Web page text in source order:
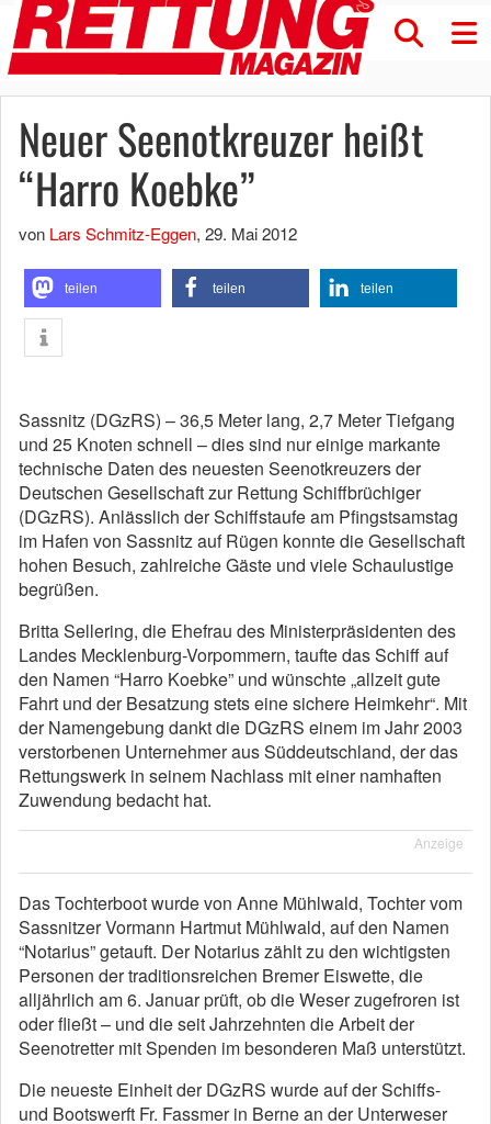
Neuer Seenotkreuzer heißt
“Harro Koebke”
von Lars Schmitz-Eggen, 29. Mai 2012
teilen teilen teilen
Sassnitz (DGzRS) – 36,5 Meter lang, 2,7 Meter Tiefgang
und 25 Knoten schnell – dies sind nur einige markante
technische Daten des neuesten Seenotkreuzers der
Deutschen Gesellschaft zur Rettung Schiffbrüchiger
(DGzRS). Anlässlich der Schiffstaufe am Pfingstsamstag
im Hafen von Sassnitz auf Rügen konnte die Gesellschaft
hohen Besuch, zahlreiche Gäste und viele Schaulustige
begrüßen.
Britta Sellering, die Ehefrau des Ministerpräsidenten des
Landes Mecklenburg-Vorpommern, taufte das Schiff auf
den Namen “Harro Koebke” und wünschte „allzeit gute
Fahrt und der Besatzung stets eine sichere Heimkehr“. Mit
der Namengebung dankt die DGzRS einem im Jahr 2003
verstorbenen Unternehmer aus Süddeutschland, der das
Rettungswerk in seinem Nachlass mit einer namhaften
Zuwendung bedacht hat.
Anzeige
Das Tochterboot wurde von Anne Mühlwald, Tochter vom
Sassnitzer Vormann Hartmut Mühlwald, auf den Namen
“Notarius” getauft. Der Notarius zählt zu den wichtigsten
Personen der traditionsreichen Bremer Eiswette, die
alljährlich am 6. Januar prüft, ob die Weser zugefroren ist
oder fließt – und die seit Jahrzehnten die Arbeit der
Seenotretter mit Spenden im besonderen Maß unterstützt.
Die neueste Einheit der DGzRS wurde auf der Schiffs-
und Bootswerft Fr. Fassmer in Berne an der Unterweser